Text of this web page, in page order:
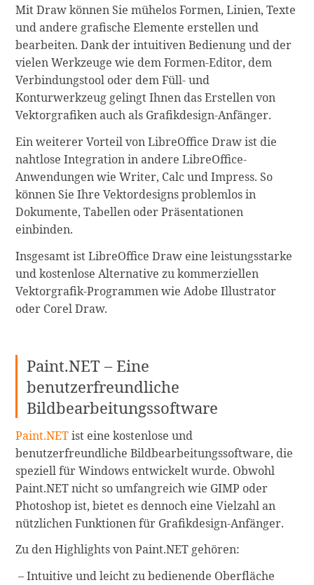
Mit Draw können Sie mühelos Formen, Linien, Texte
und andere grafische Elemente erstellen und
bearbeiten. Dank der intuitiven Bedienung und der
vielen Werkzeuge wie dem Formen-Editor, dem
Verbindungstool oder dem Füll- und
Konturwerkzeug gelingt Ihnen das Erstellen von
Vektorgrafiken auch als Grafikdesign-Anfänger.
Ein weiterer Vorteil von LibreOffice Draw ist die
nahtlose Integration in andere LibreOffice-
Anwendungen wie Writer, Calc und Impress. So
können Sie Ihre Vektordesigns problemlos in
Dokumente, Tabellen oder Präsentationen
einbinden.
Insgesamt ist LibreOffice Draw eine leistungsstarke
und kostenlose Alternative zu kommerziellen
Vektorgrafik-Programmen wie Adobe Illustrator
oder Corel Draw.
Paint.NET – Eine
benutzerfreundliche
Bildbearbeitungssoftware
Paint.NETist eine kostenlose und
benutzerfreundliche Bildbearbeitungssoftware, die
speziell für Windows entwickelt wurde. Obwohl
Paint.NET nicht so umfangreich wie GIMP oder
Photoshop ist, bietet es dennoch eine Vielzahl an
nützlichen Funktionen für Grafikdesign-Anfänger.
Zu den Highlights von Paint.NET gehören:
Intuitive und leicht zu bedienende Oberfläche